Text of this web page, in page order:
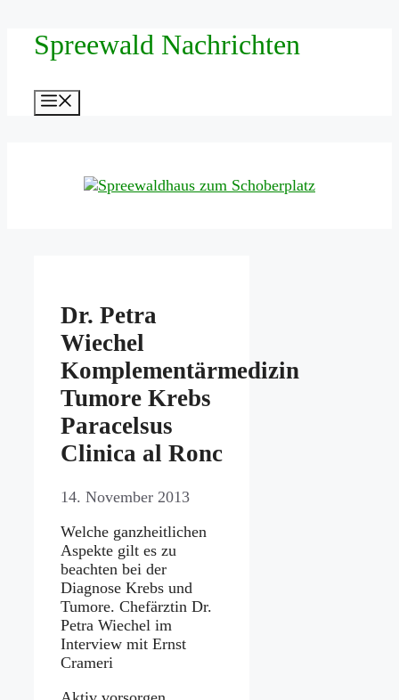
Zum
InhaltSpreewald Nachrichten
Dr. Petra
Wiechel
Komplementärmedizin
Tumore Krebs
Paracelsus
Clinica al Ronc
14. November 2013
Welche ganzheitlichen
Aspekte gilt es zu
beachten bei der
Diagnose Krebs und
Tumore. Chefärztin Dr.
Petra Wiechel im
Interview mit Ernst
Crameri